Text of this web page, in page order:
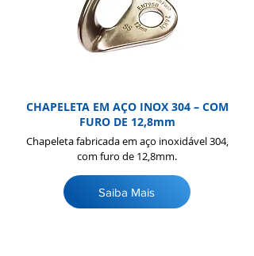
CHAPELETA EM AÇO INOX 304 – COM
FURO DE 12,8mm
Chapeleta fabricada em aço inoxidável 304,
com furo de 12,8mm.
Saiba Mais